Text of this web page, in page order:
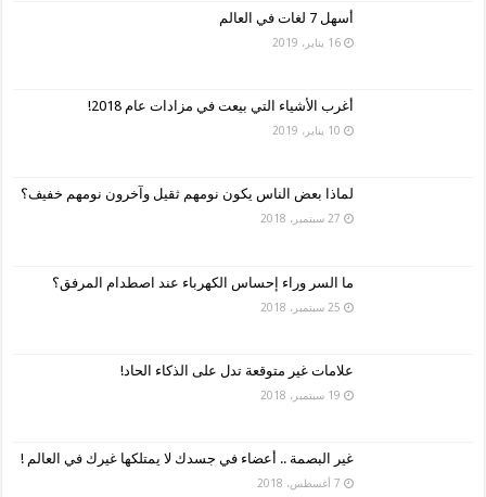
أسهل 7 لغات في العالم
16 يناير، 2019
أغرب الأشياء التي بيعت في مزادات عام 2018!
10 يناير، 2019
لماذا بعض الناس يكون نومهم ثقيل وآخرون نومهم خفيف؟
27 سبتمبر، 2018
ما السر وراء إحساس الكهرباء عند اصطدام المرفق؟
25 سبتمبر، 2018
علامات غير متوقعة تدل على الذكاء الحاد!
19 سبتمبر، 2018
غير البصمة .. أعضاء في جسدك لا يمتلكها غيرك في العالم !
7 أغسطس، 2018